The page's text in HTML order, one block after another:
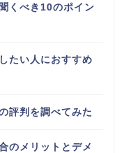
くべき10のポイン
たい人におすすめ
評判を調べてみた
のメリットとデメ